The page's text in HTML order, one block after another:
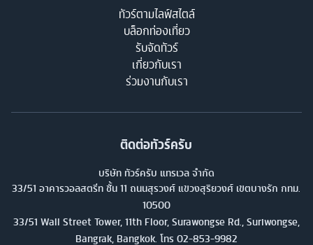
ทัวร์ตามไลฟ์สไตล์
บล็อกท่องเที่ยว
รับจัดทัวร์
เกี่ยวกับเรา
ร่วมงานกับเรา
ติดต่อทัวร์ครับ
บริษัท ทัวร์ครับ แทรเวล จำกัด
33/51 อาคารวอลสตรีท ชั้น 11 ถนนสุรวงศ์ แขวงสุริยวงศ์ เขตบางรัก กทม.
10500
33/51 Wall Street Tower, 11th Floor, Surawongse Rd., Suriwongse,
Bangrak, Bangkok. โทร 02-853-9982